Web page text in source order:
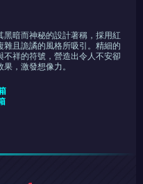
黑暗而神秘的設計著稱，採用紅
雜且詭譎的風格所吸引。精細的
不祥的符號，營造出令人不安卻
，激發想像力。